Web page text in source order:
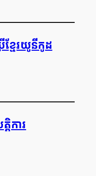
ខ្មែរយូនីកូដ
តិការ